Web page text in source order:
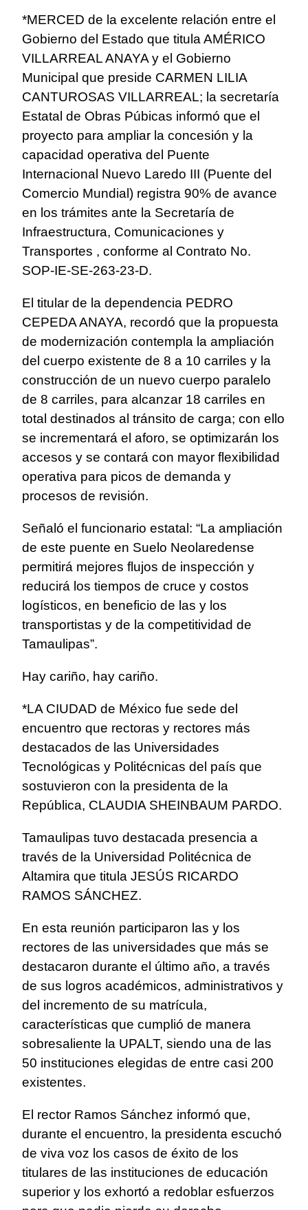
*MERCED de la excelente relación entre el
Gobierno del Estado que titula AMÉRICO
VILLARREAL ANAYA y el Gobierno
Municipal que preside CARMEN LILIA
CANTUROSAS VILLARREAL; la secretaría
Estatal de Obras Púbicas informó que el
proyecto para ampliar la concesión y la
capacidad operativa del Puente
Internacional Nuevo Laredo III (Puente del
Comercio Mundial) registra 90% de avance
en los trámites ante la Secretaría de
Infraestructura, Comunicaciones y
Transportes , conforme al Contrato No.
SOP-IE-SE-263-23-D.
El titular de la dependencia PEDRO
CEPEDA ANAYA, recordó que la propuesta
de modernización contempla la ampliación
del cuerpo existente de 8 a 10 carriles y la
construcción de un nuevo cuerpo paralelo
de 8 carriles, para alcanzar 18 carriles en
total destinados al tránsito de carga; con ello
se incrementará el aforo, se optimizarán los
accesos y se contará con mayor flexibilidad
operativa para picos de demanda y
procesos de revisión.
Señaló el funcionario estatal: “La ampliación
de este puente en Suelo Neolaredense
permitirá mejores flujos de inspección y
reducirá los tiempos de cruce y costos
logísticos, en beneficio de las y los
transportistas y de la competitividad de
Tamaulipas”.
Hay cariño, hay cariño.
*LA CIUDAD de México fue sede del
encuentro que rectoras y rectores más
destacados de las Universidades
Tecnológicas y Politécnicas del país que
sostuvieron con la presidenta de la
República, CLAUDIA SHEINBAUM PARDO.
Tamaulipas tuvo destacada presencia a
través de la Universidad Politécnica de
Altamira que titula JESÚS RICARDO
RAMOS SÁNCHEZ.
En esta reunión participaron las y los
rectores de las universidades que más se
destacaron durante el último año, a través
de sus logros académicos, administrativos y
del incremento de su matrícula,
características que cumplió de manera
sobresaliente la UPALT, siendo una de las
50 instituciones elegidas de entre casi 200
existentes.
El rector Ramos Sánchez informó que,
durante el encuentro, la presidenta escuchó
de viva voz los casos de éxito de los
titulares de las instituciones de educación
superior y los exhortó a redoblar esfuerzos